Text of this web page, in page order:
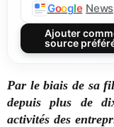
Google News
Ajouter
source
Par le biais de sa
depuis plus de
activités des